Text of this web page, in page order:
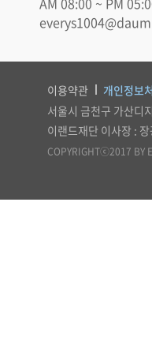
이용약관 개인정보
서울시 금천구 가산
이랜드재단 이사장 :
COPYRIGHTⓒ2017 BY